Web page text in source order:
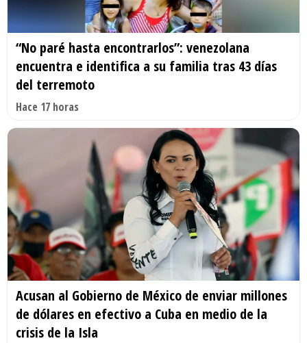
“No paré hasta encontrarlos”: venezolana
encuentra e identifica a su familia tras 43 días
del terremoto
Hace 17 horas
Acusan al Gobierno de México de enviar millones
de dólares en efectivo a Cuba en medio de la
crisis de la Isla